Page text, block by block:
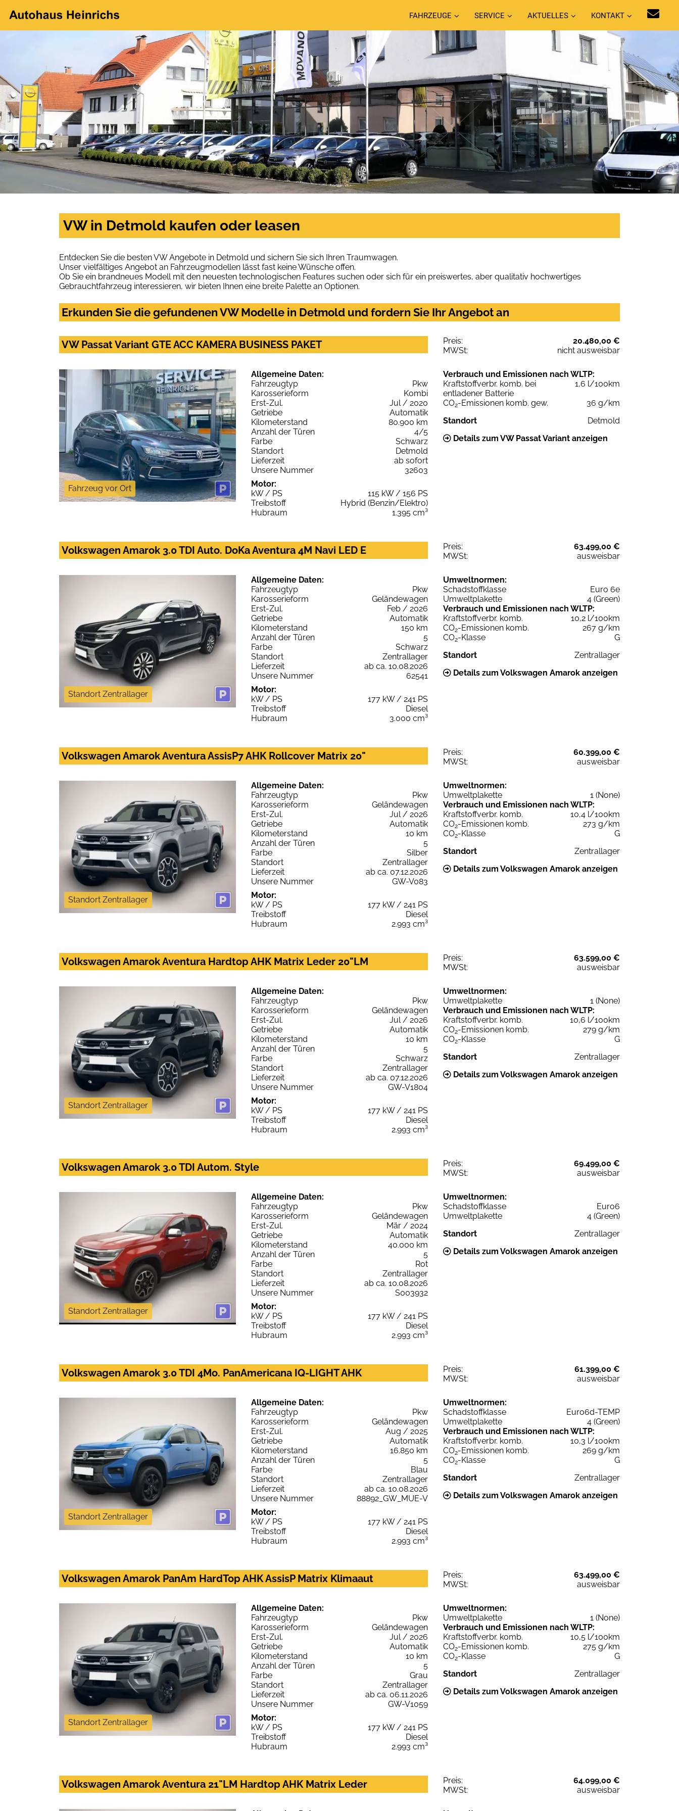
FAHRZEUGE SERVICE AKTUELLES KONTAKT
VW in Detmold kaufen oder leasen
Entdecken Sie die besten VW Angebote in Detmold und sichern Sie sich Ihren Traumwagen.
Unser vielfältiges Angebot an Fahrzeugmodellen lässt fast keine Wünsche offen.
Ob Sie ein brandneues Modell mit den neuesten technologischen Features suchen oder sich für ein preiswertes, aber qualitativ hochwertiges
Gebrauchtfahrzeug interessieren, wir bieten Ihnen eine breite Palette an Optionen.
Erkunden Sie die gefundenen VW Modelle in Detmold und fordern Sie Ihr Angebot an
VW Passat Variant GTE ACC KAMERA BUSINESS PAKET Preis:
20.480,00 €
MWSt:
nicht ausweisbar
Fahrzeug vor Ort
Allgemeine Daten:
Fahrzeugtyp
Pkw
Karosserieform
Kombi
Erst-Zul.
Jul / 2020
Getriebe
Automatik
Kilometerstand
80.900 km
Anzahl der Türen
4/5
Farbe
Schwarz
Standort
Detmold
Lieferzeit
ab sofort
Unsere Nummer
32603
Motor:
kW / PS
115 kW / 156 PS
Treibstoff
Hybrid (Benzin/Elektro)
Hubraum
1.395 cm³
Verbrauch und Emissionen nach WLTP:
Kraftstoffverbr. komb. bei
entladener Batterie
1,6 l/100km
CO2-Emissionen komb. gew.
36 g/km
Standort
Detmold
Details zum VW Passat Variant anzeigen
Volkswagen Amarok 3.0 TDI Auto. DoKa Aventura 4M Navi LED E Preis:
63.499,00 €
MWSt:
ausweisbar
Standort Zentrallager
Allgemeine Daten:
Fahrzeugtyp
Pkw
Karosserieform
Geländewagen
Erst-Zul.
Feb / 2026
Getriebe
Automatik
Kilometerstand
150 km
Anzahl der Türen
5
Farbe
Schwarz
Standort
Zentrallager
Lieferzeit
ab ca. 10.08.2026
Unsere Nummer
62541
Motor:
kW / PS
177 kW / 241 PS
Treibstoff
Diesel
Hubraum
3.000 cm³
Umweltnormen:
Schadstoffklasse
Euro 6e
Umweltplakette
4 (Green)
Verbrauch und Emissionen nach WLTP:
Kraftstoffverbr. komb.
10,2 l/100km
CO2-Emissionen komb.
267 g/km
CO2-Klasse
G
Standort
Zentrallager
Details zum Volkswagen Amarok anzeigen
Volkswagen Amarok Aventura AssisP7 AHK Rollcover Matrix 20" Preis:
60.399,00 €
MWSt:
ausweisbar
Standort Zentrallager
Allgemeine Daten:
Fahrzeugtyp
Pkw
Karosserieform
Geländewagen
Erst-Zul.
Jul / 2026
Getriebe
Automatik
Kilometerstand
10 km
Anzahl der Türen
5
Farbe
Silber
Standort
Zentrallager
Lieferzeit
ab ca. 07.12.2026
Unsere Nummer
GW-V083
Motor:
kW / PS
177 kW / 241 PS
Treibstoff
Diesel
Hubraum
2.993 cm³
Umweltnormen:
Umweltplakette
1 (None)
Verbrauch und Emissionen nach WLTP:
Kraftstoffverbr. komb.
10,4 l/100km
CO2-Emissionen komb.
273 g/km
CO2-Klasse
G
Standort
Zentrallager
Details zum Volkswagen Amarok anzeigen
Volkswagen Amarok Aventura Hardtop AHK Matrix Leder 20"LM Preis:
63.599,00 €
MWSt:
ausweisbar
Standort Zentrallager
Allgemeine Daten:
Fahrzeugtyp
Pkw
Karosserieform
Geländewagen
Erst-Zul.
Jul / 2026
Getriebe
Automatik
Kilometerstand
10 km
Anzahl der Türen
5
Farbe
Schwarz
Standort
Zentrallager
Lieferzeit
ab ca. 07.12.2026
Unsere Nummer
GW-V1804
Motor:
kW / PS
177 kW / 241 PS
Treibstoff
Diesel
Hubraum
2.993 cm³
Umweltnormen:
Umweltplakette
1 (None)
Verbrauch und Emissionen nach WLTP:
Kraftstoffverbr. komb.
10,6 l/100km
CO2-Emissionen komb.
279 g/km
CO2-Klasse
G
Standort
Zentrallager
Details zum Volkswagen Amarok anzeigen
Volkswagen Amarok 3.0 TDI Autom. Style Preis:
69.499,00 €
MWSt:
ausweisbar
Standort Zentrallager
Allgemeine Daten:
Fahrzeugtyp
Pkw
Karosserieform
Geländewagen
Erst-Zul.
Mär / 2024
Getriebe
Automatik
Kilometerstand
40.000 km
Anzahl der Türen
5
Farbe
Rot
Standort
Zentrallager
Lieferzeit
ab ca. 10.08.2026
Unsere Nummer
S003932
Motor:
kW / PS
177 kW / 241 PS
Treibstoff
Diesel
Hubraum
2.993 cm³
Umweltnormen:
Schadstoffklasse
Euro6
Umweltplakette
4 (Green)
Standort
Zentrallager
Details zum Volkswagen Amarok anzeigen
Volkswagen Amarok 3.0 TDI 4Mo. PanAmericana IQ-LIGHT AHK Preis:
61.399,00 €
MWSt:
ausweisbar
Standort Zentrallager
Allgemeine Daten:
Fahrzeugtyp
Pkw
Karosserieform
Geländewagen
Erst-Zul.
Aug / 2025
Getriebe
Automatik
Kilometerstand
16.850 km
Anzahl der Türen
5
Farbe
Blau
Standort
Zentrallager
Lieferzeit
ab ca. 10.08.2026
Unsere Nummer
88892_GW_MUE-V
Motor:
kW / PS
177 kW / 241 PS
Treibstoff
Diesel
Hubraum
2.993 cm³
Umweltnormen:
Schadstoffklasse
Euro6d-TEMP
Umweltplakette
4 (Green)
Verbrauch und Emissionen nach WLTP:
Kraftstoffverbr. komb.
10,3 l/100km
CO2-Emissionen komb.
269 g/km
CO2-Klasse
G
Standort
Zentrallager
Details zum Volkswagen Amarok anzeigen
Volkswagen Amarok PanAm HardTop AHK AssisP Matrix Klimaaut Preis:
63.499,00 €
MWSt:
ausweisbar
Standort Zentrallager
Allgemeine Daten:
Fahrzeugtyp
Pkw
Karosserieform
Geländewagen
Erst-Zul.
Jul / 2026
Getriebe
Automatik
Kilometerstand
10 km
Anzahl der Türen
5
Farbe
Grau
Standort
Zentrallager
Lieferzeit
ab ca. 06.11.2026
Unsere Nummer
GW-V1059
Motor:
kW / PS
177 kW / 241 PS
Treibstoff
Diesel
Hubraum
2.993 cm³
Umweltnormen:
Umweltplakette
1 (None)
Verbrauch und Emissionen nach WLTP:
Kraftstoffverbr. komb.
10,5 l/100km
CO2-Emissionen komb.
275 g/km
CO2-Klasse
G
Standort
Zentrallager
Details zum Volkswagen Amarok anzeigen
Volkswagen Amarok Aventura 21"LM Hardtop AHK Matrix Leder Preis:
64.099,00 €
MWSt:
ausweisbar